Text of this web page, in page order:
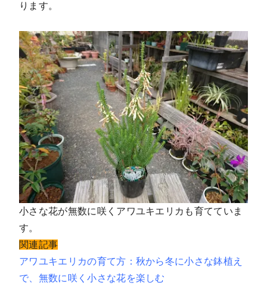
ります。
小さな花が無数に咲くアワユキエリカも育てていま
す。
関連記事
アワユキエリカの育て方：秋から冬に小さな鉢植え
で、無数に咲く小さな花を楽しむ